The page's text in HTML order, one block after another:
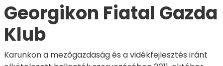
Georgikon Fiatal Gazda
Klub
Karunkon a mezőgazdaság és a vidékfejlesztés iránt